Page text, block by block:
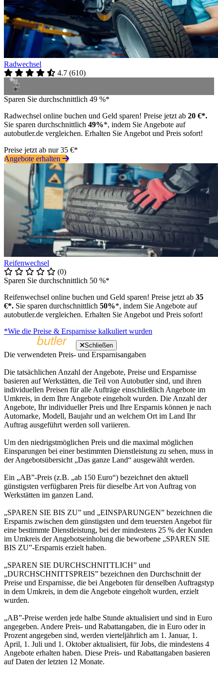
Radwechsel
4.7 (610)
Sparen Sie durchschnittlich 49 %*
Radwechsel online buchen und Geld sparen! Preise jetzt ab 20 €*.
Sie sparen durchschnittlich 49%*, indem Sie Angebote auf
autobutler.de vergleichen. Erhalten Sie Angebot und Preis sofort!
Preise jetzt ab nur 35 €*
Angebote erhalten
Reifenwechsel
(0)
Sparen Sie durchschnittlich 50 %*
Reifenwechsel online buchen und Geld sparen! Preise jetzt ab 35
€*. Sie sparen durchschnittlich 50%*, indem Sie Angebote auf
autobutler.de vergleichen. Erhalten Sie Angebot und Preis sofort!
*Wie die Preise & Ersparnisse kalkuliert wurden
Schließen
Die verwendeten Preis- und Ersparnisangaben
Die tatsächlichen Anzahl der Angebote, Preise und Ersparnisse
basieren auf Werkstätten, die Teil von Autobutler sind, und ihren
individuellen Preisen für alle Aufträge einschließlich Angebote im
Umkreis, in dem Ihre Angebote eingeholt wurden. Die Anzahl der
Angebote, Ihr individueller Preis und Ihre Ersparnis können je nach
Automarke, Modell, Baujahr und an welchem Ort im Land Ihr
Auftrag ausgeführt werden soll variieren.
Um den niedrigstmöglichen Preis und die maximal möglichen
Einsparungen bei einer bestimmten Dienstleistung zu sehen, muss in
der Angebotsübersicht „Das ganze Land“ ausgewählt werden.
Ein „AB”-Preis (z.B. „ab 150 Euro“) bezeichnet den aktuell
günstigsten verfügbaren Preis für dieselbe Art von Auftrag von
Werkstätten im ganzen Land.
„SPAREN SIE BIS ZU” und „EINSPARUNGEN” bezeichnen die
Ersparnis zwischen dem günstigsten und dem teuersten Angebot für
eine bestimmte Dienstleistung, bei der mindestens 25 % der Kunden
im Umkreis der Angebotseinholung die beworbene „SPAREN SIE
BIS ZU”-Ersparnis erzielt haben.
„SPAREN SIE DURCHSCHNITTLICH” und
„DURCHSCHNITTSPREIS” bezeichnen den Durchschnitt der
Preise und Ersparnisse, die bei Angeboten für denselben Auftragstyp
in dem Umkreis, in dem die Angebote eingeholt wurden, erzielt
wurden.
„AB”-Preise werden jede halbe Stunde aktualisiert und sind in Euro
angegeben. Andere Preis- und Rabattangaben, die in Euro oder in
Prozent angegeben sind, werden vierteljährlich am 1. Januar, 1.
April, 1. Juli und 1. Oktober aktualisiert, für Jobs, die mindestens 4
Angebote erhalten haben. Diese Preis- und Rabattangaben basieren
auf Daten der letzten 12 Monate.